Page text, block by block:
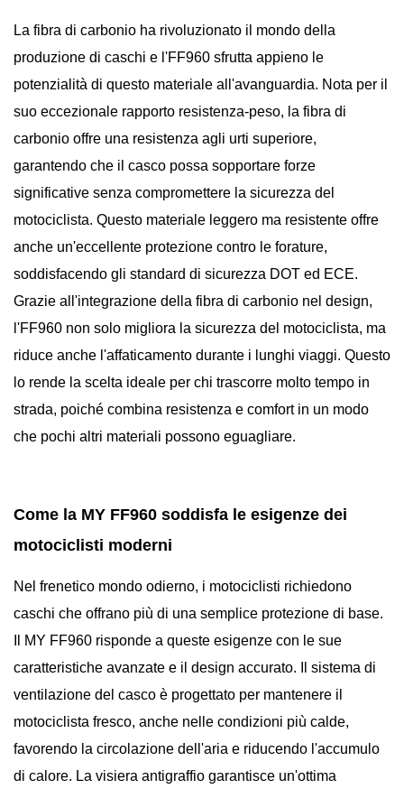
La fibra di carbonio ha rivoluzionato il mondo della
produzione di caschi e l'FF960 sfrutta appieno le
potenzialità di questo materiale all'avanguardia. Nota per il
suo eccezionale rapporto resistenza-peso, la fibra di
carbonio offre una resistenza agli urti superiore,
garantendo che il casco possa sopportare forze
significative senza compromettere la sicurezza del
motociclista. Questo materiale leggero ma resistente offre
anche un'eccellente protezione contro le forature,
soddisfacendo gli standard di sicurezza DOT ed ECE.
Grazie all'integrazione della fibra di carbonio nel design,
l'FF960 non solo migliora la sicurezza del motociclista, ma
riduce anche l'affaticamento durante i lunghi viaggi. Questo
lo rende la scelta ideale per chi trascorre molto tempo in
strada, poiché combina resistenza e comfort in un modo
che pochi altri materiali possono eguagliare.
Come la MY FF960 soddisfa le esigenze dei
motociclisti moderni
Nel frenetico mondo odierno, i motociclisti richiedono
caschi che offrano più di una semplice protezione di base.
Il MY FF960 risponde a queste esigenze con le sue
caratteristiche avanzate e il design accurato. Il sistema di
ventilazione del casco è progettato per mantenere il
motociclista fresco, anche nelle condizioni più calde,
favorendo la circolazione dell'aria e riducendo l'accumulo
di calore. La visiera antigraffio garantisce un'ottima